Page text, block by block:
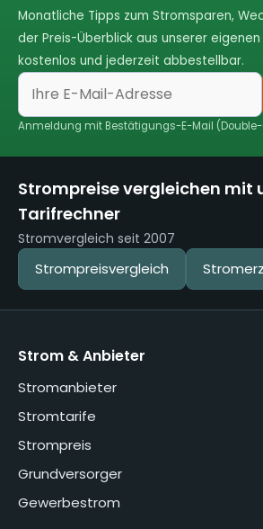
Monatliche Tipps zum Stromsparen,
der Preis-Überblick aus unserer
kostenlos und jederzeit abbestellbar.
Anmeldung mit Bestätigungs-E-Mail
Strompreise vergleichen mit
Tarifrechner
Stromvergleich seit 2007
Strompreisvergleich
Strom & Anbieter
Stromanbieter
Stromtarife
Strompreis
Grundversorger
Gewerbestrom